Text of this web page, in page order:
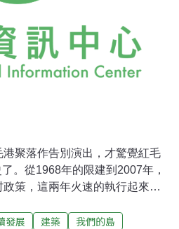
聚落作告別演出，才驚覺紅毛
。從1968年的限建到2007年，
策，這兩年火速的執行起來，
徹的方式前進，只是功能被
發展 建築
我們的島